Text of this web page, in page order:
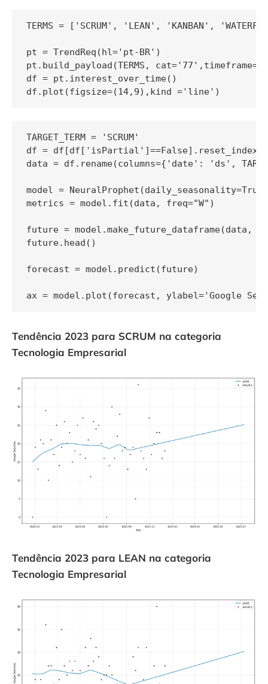
TERMS = ['SCRUM', 'LEAN', 'KANBAN',
pt = TrendReq(hl='pt-BR')
pt.build_payload(TERMS,
df = pt.interest_over_time()
df.plot(figsize=(14,9),kind ='line')
TARGET_TERM = 'SCRUM'
df = df[df['isPartial']==False].reset_index()
data = df.rename(columns={'date': 'ds',
model = NeuralProphet(daily_seasonality=True)
metrics = model.fit(data, freq="W")
future = model.make_future_dataframe(data,
future.head()
forecast = model.predict(future)
ax = model.plot(forecast, ylabel='Google
Tendência 2023 para SCRUM na categoria
Tecnologia Empresarial
Tendência 2023 para LEAN na categoria
Tecnologia Empresarial